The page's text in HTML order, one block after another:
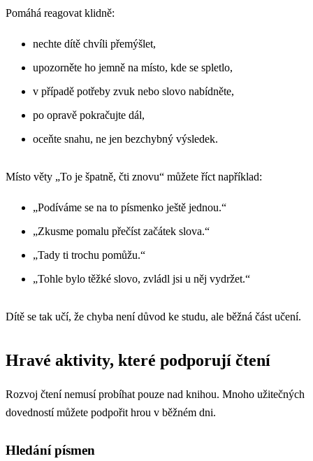
Pomáhá reagovat klidně:
nechte dítě chvíli přemýšlet,
upozorněte ho jemně na místo, kde se spletlo,
v případě potřeby zvuk nebo slovo nabídněte,
po opravě pokračujte dál,
oceňte snahu, ne jen bezchybný výsledek.
Místo věty „To je špatně, čti znovu“ můžete říct například:
„Podíváme se na to písmenko ještě jednou.“
„Zkusme pomalu přečíst začátek slova.“
„Tady ti trochu pomůžu.“
„Tohle bylo těžké slovo, zvládl jsi u něj vydržet.“
Dítě se tak učí, že chyba není důvod ke studu, ale běžná část učení.
Hravé aktivity, které podporují čtení
Rozvoj čtení nemusí probíhat pouze nad knihou. Mnoho užitečných
dovedností můžete podpořit hrou v běžném dni.
Hledání písmen